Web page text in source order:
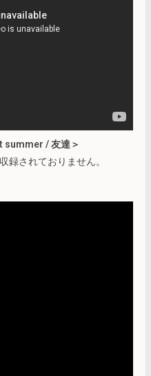
summer / 友達＞
録されておりません。